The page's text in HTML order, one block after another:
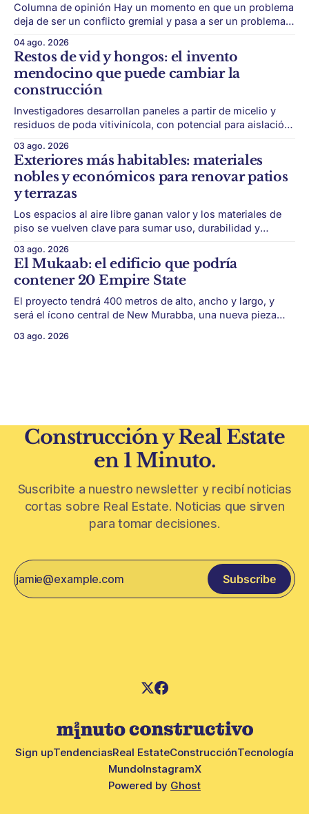
Columna de opinión Hay un momento en que un problema
deja de ser un conflicto gremial y pasa a ser un problema
sin rodeos: lo que está en juego en Punta del Este no es
una obra, ni una temporada,
04 ago. 2026
Restos de vid y hongos: el invento
mendocino que puede cambiar la
construcción
Investigadores desarrollan paneles a partir de micelio y
residuos de poda vitivinícola, con potencial para aislación
puede convertir un residuo vitivinícola en un material de
construcción. El desarrollo parte de restos de poda de vid
y micelio, la parte vegetativa de los
03 ago. 2026
Exteriores más habitables: materiales
nobles y económicos para renovar patios
y terrazas
Los espacios al aire libre ganan valor y los materiales de
piso se vuelven clave para sumar uso, durabilidad y
y terrazas se volvieron protagonistas de la vivienda.
Después de años en los que el exterior era visto como un
plus,
03 ago. 2026
El Mukaab: el edificio que podría
contener 20 Empire State
El proyecto tendrá 400 metros de alto, ancho y largo, y
será el ícono central de New Murabba, una nueva pieza
avanza con una de las obras más ambiciosas del
03 ago. 2026
Construcción y Real Estate
en 1 Minuto.
Suscribite a nuestro newsletter y recibí noticias
cortas sobre Real Estate. Noticias que sirven
para tomar decisiones.
Subscribe
Sign upTendenciasReal EstateConstrucciónTecnología
MundoInstagramX
Powered by Ghost